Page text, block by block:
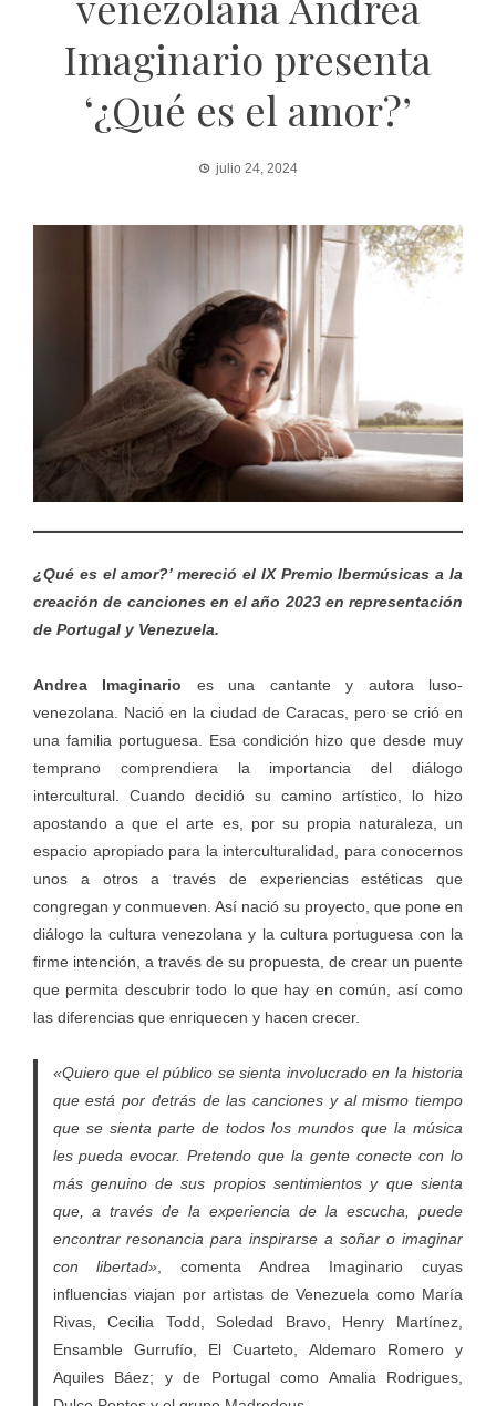
Imaginario presenta
‘¿Qué es el amor?’
julio 24, 2024
¿Qué es el amor?’ mereció el IX Premio Ibermúsicas a la
creación de canciones en el año 2023 en representación
de Portugal y Venezuela.
Andrea Imaginario es una cantante y autora luso-
venezolana. Nació en la ciudad de Caracas, pero se crió en
una familia portuguesa. Esa condición hizo que desde muy
temprano comprendiera la importancia del diálogo
intercultural. Cuando decidió su camino artístico, lo hizo
apostando a que el arte es, por su propia naturaleza, un
espacio apropiado para la interculturalidad, para conocernos
unos a otros a través de experiencias estéticas que
congregan y conmueven. Así nació su proyecto, que pone en
diálogo la cultura venezolana y la cultura portuguesa con la
firme intención, a través de su propuesta, de crear un puente
que permita descubrir todo lo que hay en común, así como
las diferencias que enriquecen y hacen crecer.
«Quiero que el público se sienta involucrado en la historia
que está por detrás de las canciones y al mismo tiempo
que se sienta parte de todos los mundos que la música
les pueda evocar. Pretendo que la gente conecte con lo
más genuino de sus propios sentimientos y que sienta
que, a través de la experiencia de la escucha, puede
encontrar resonancia para inspirarse a soñar o imaginar
con libertad» , comenta Andrea Imaginario cuyas
influencias viajan por artistas de Venezuela como María
Rivas, Cecilia Todd, Soledad Bravo, Henry Martínez,
Ensamble Gurrufío, El Cuarteto, Aldemaro Romero y
Aquiles Báez; y de Portugal como Amalia Rodrigues,